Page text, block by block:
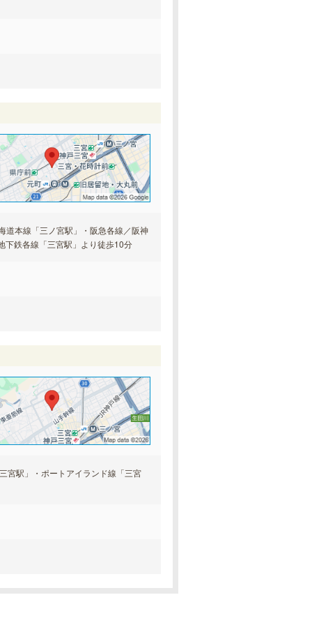
道本線「三ノ宮駅」・阪急各線／阪神
下鉄各線「三宮駅」より徒歩10分
宮駅」・ポートアイランド線「三宮